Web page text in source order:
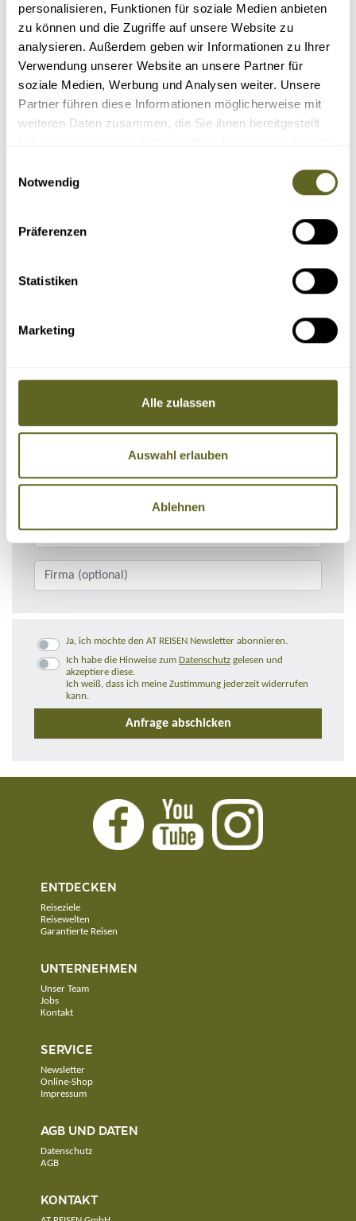
personalisieren, Funktionen für soziale Medien anbieten
zu können und die Zugriffe auf unsere Website zu
analysieren. Außerdem geben wir Informationen zu Ihrer
Verwendung unserer Website an unsere Partner für
soziale Medien, Werbung und Analysen weiter. Unsere
Partner führen diese Informationen möglicherweise mit
weiteren Daten zusammen, die Sie ihnen bereitgestellt
Notwendig
Präferenzen
Statistiken
Marketing
Alle zulassen
Auswahl erlauben
Ablehnen
KONTAKTDATEN
Ja, ich möchte den AT REISEN Newsletter abonnieren.
Ich habe die Hinweise zum Datenschutz gelesen und
akzeptiere diese.
Ich weiß, dass ich meine Zustimmung jederzeit widerrufen
kann.
ENTDECKEN
Reiseziele
Reisewelten
Garantierte Reisen
UNTERNEHMEN
Unser Team
Jobs
Kontakt
SERVICE
Newsletter
Online-Shop
Impressum
AGB UND DATEN
Datenschutz
AGB
KONTAKT